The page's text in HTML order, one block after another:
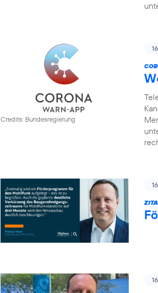
Credits: Bundesregierung